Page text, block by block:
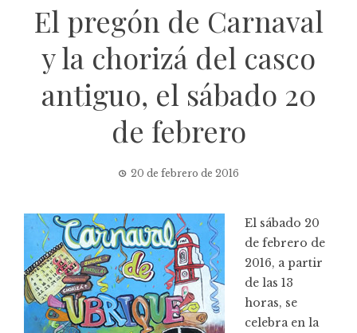
El pregón de Carnaval
y la chorizá del casco
antiguo, el sábado 20
de febrero
20 de febrero de 2016
El sábado 20
de febrero de
2016, a partir
de las 13
horas, se
celebra en la